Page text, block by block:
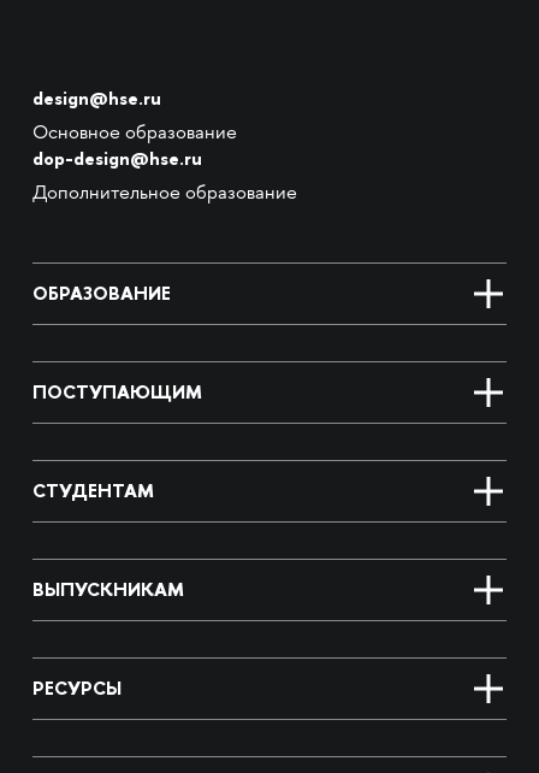
design@hse.ru
Основное образование
dop-design@hse.ru
Дополнительное образование
ОБРАЗОВАНИЕ
ПОСТУПАЮЩИМ
СТУДЕНТАМ
ВЫПУСКНИКАМ
РЕСУРСЫ